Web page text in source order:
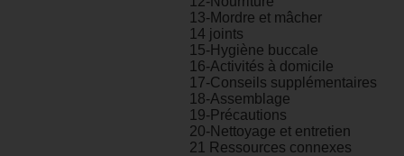
13-Mordre et mâcher
14 joints
15-Hygiène buccale
16-Activités à domicile
17-Conseils supplémentaires
18-Assemblage
19-Précautions
20-Nettoyage et entretien
21 Ressources connexes